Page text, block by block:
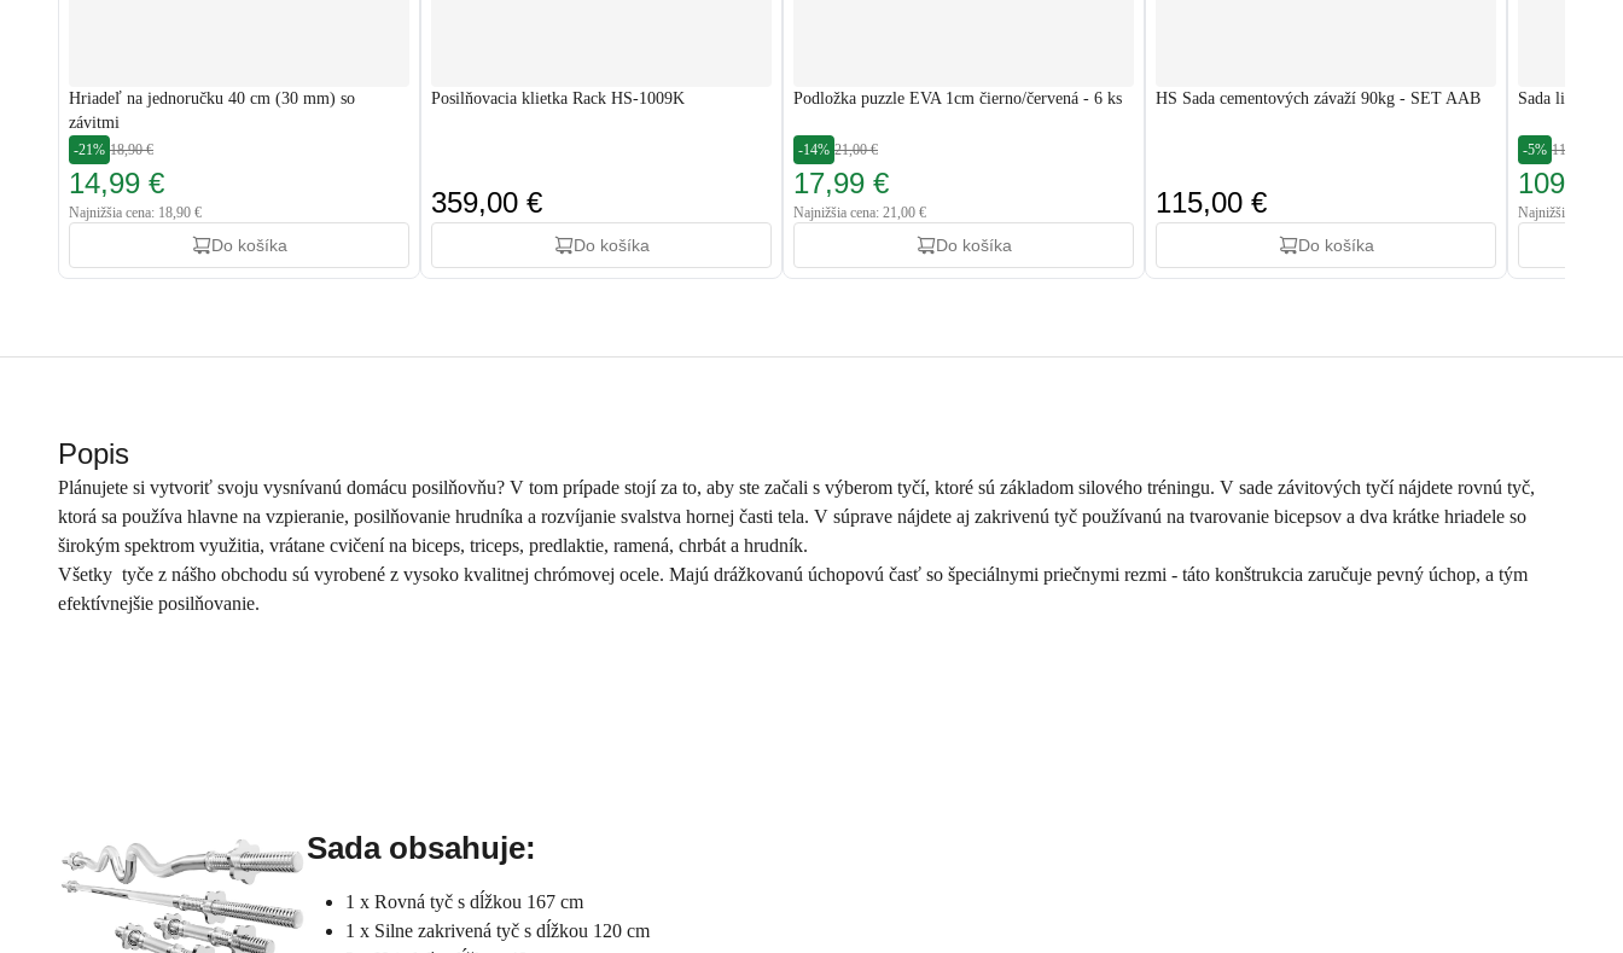
Hriadeľ na jednoručku 40 cm (30 mm) so
závitmi
-21% 18,90 €
14,99 €
Najnižšia cena: 18,90 €
Do košíka
Posilňovacia klietka Rack HS-1009K
359,00 €
Do košíka
Podložka puzzle EVA 1cm čierno/červená - 6 ks
-14% 21,00 €
17,99 €
Najnižšia cena: 21,00 €
Do košíka
HS Sada cementových závaží 90kg - SET AAB
115,00 €
Do košíka
Sada
-5% 116,00 €
109,99
Najnižšia cena:
Popis
Plánujete si vytvoriť svoju vysnívanú domácu posilňovňu? V tom prípade stojí za to, aby ste začali s výberom tyčí, ktoré sú základom silového tréningu. V sade závitových tyčí nájdete rovnú tyč,
ktorá sa používa hlavne na vzpieranie, posilňovanie hrudníka a rozvíjanie svalstva hornej časti tela. V súprave nájdete aj zakrivenú tyč používanú na tvarovanie bicepsov a dva krátke hriadele so
širokým spektrom využitia, vrátane cvičení na biceps, triceps, predlaktie, ramená, chrbát a hrudník.
Všetky tyče z nášho obchodu sú vyrobené z vysoko kvalitnej chrómovej ocele. Majú drážkovanú úchopovú časť so špeciálnymi priečnymi rezmi - táto konštrukcia zaručuje pevný úchop, a tým
efektívnejšie posilňovanie.
Sada obsahuje:
1 x Rovná tyč s dĺžkou 167 cm
1 x Silne zakrivená tyč s dĺžkou 120 cm